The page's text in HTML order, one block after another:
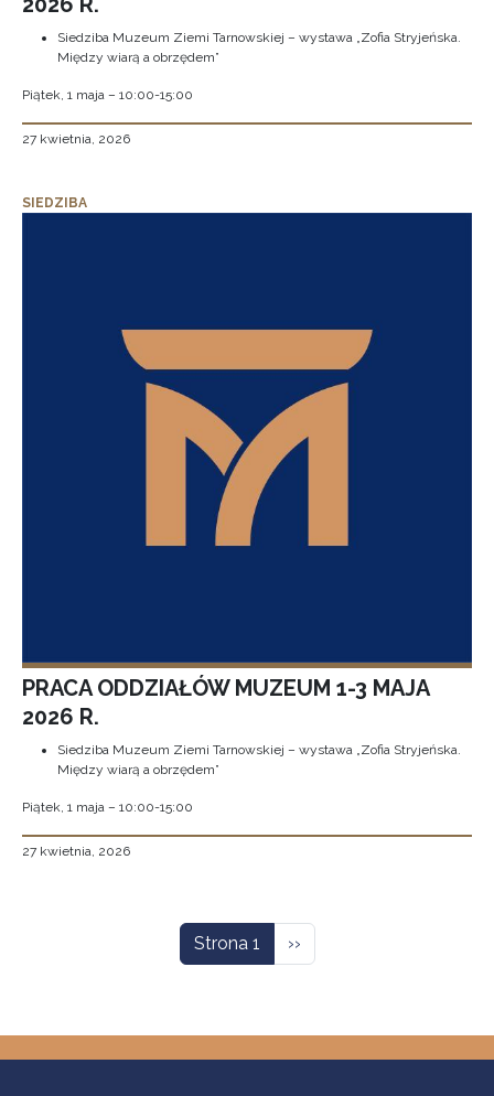
Siedziba Muzeum Ziemi Tarnowskiej – wystawa „Zofia Stryjeńska.
Między wiarą a obrzędem”
Piątek, 1 maja – 10:00-15:00
27 kwietnia, 2026
SIEDZIBA
PRACA ODDZIAŁÓW MUZEUM 1-3 MAJA
2026 R.
Siedziba Muzeum Ziemi Tarnowskiej – wystawa „Zofia Stryjeńska.
Między wiarą a obrzędem”
Piątek, 1 maja – 10:00-15:00
27 kwietnia, 2026
Strona 1 Następna strona
››